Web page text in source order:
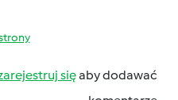
sięaby dodawać